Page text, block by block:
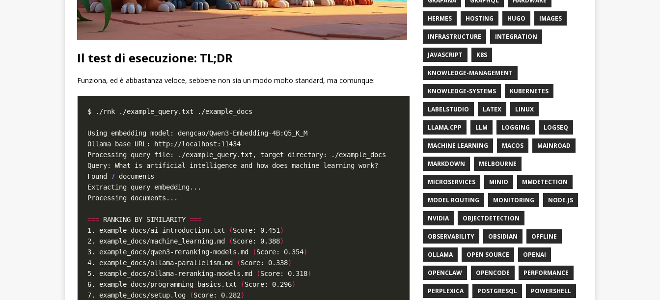
Il test di esecuzione: TL;DR
Funziona, ed è abbastanza veloce, sebbene non sia un modo molto standard, ma comunque:
Found 7
=== RANKING BY SIMILARITY ===
1. example_docs/ai_introduction.txt
(Score: 0.451 )
2. example_docs/machine_learning.md
(Score: 0.388)
3. example_docs/qwen3-reranking-models.md
(Score: 0.354)
4. example_docs/ollama-parallelism.md
(Score: 0.338)
5. example_docs/ollama-reranking-models.md
(Score: 0.318)
6. example_docs/programming_basics.txt
(Score: 0.296)
7. example_docs/setup.log
(Score: 0.282)
HERMES HOSTING HUGO IMAGES
INFRASTRUCTURE INTEGRATION
JAVASCRIPT K8S
KNOWLEDGE-MANAGEMENT
KNOWLEDGE-SYSTEMS KUBERNETES
LABELSTUDIO LATEX LINUX
LLAMA.CPP LLM LOGGING LOGSEQ
MACHINE LEARNING MACOS MAINROAD
MARKDOWN MELBOURNE
MICROSERVICES MINIO MMDETECTION
MODEL ROUTING MONITORING NODE.JS
NVIDIA OBJECTDETECTION
OBSERVABILITY OBSIDIAN OFFLINE
OLLAMA OPEN SOURCE OPENAI
OPENCLAW OPENCODE PERFORMANCE
PERPLEXICA POSTGRESQL POWERSHELL